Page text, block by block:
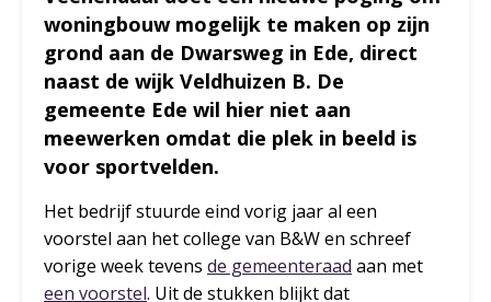
woningbouw mogelijk te maken op zijn
grond aan de Dwarsweg in Ede, direct
naast de wijk Veldhuizen B. De
gemeente Ede wil hier niet aan
meewerken omdat die plek in beeld is
voor sportvelden.
Het bedrijf stuurde eind vorig jaar al een
voorstel aan het college van B&W en schreef
vorige week tevens de gemeenteraad aan met
een voorstel. Uit de stukken blijkt dat